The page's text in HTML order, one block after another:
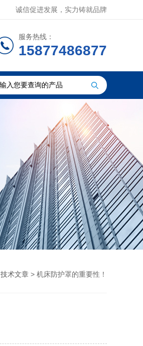
诚信促进发展，实力铸就品牌
服务热线：
15877486877
技术文章 > 机床防护罩的重要性！